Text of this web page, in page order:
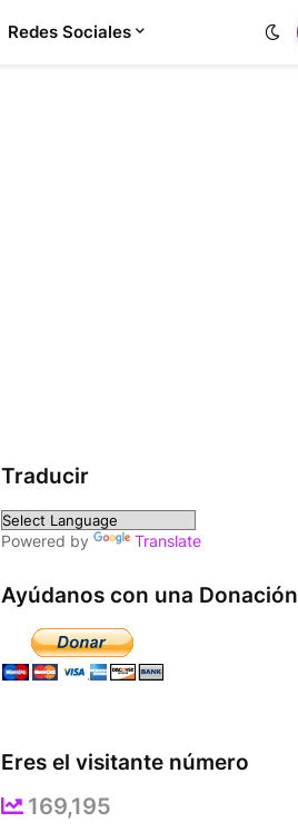
Redes Sociales
Traducir
Powered by Translate
Ayúdanos con una Donación
Eres el visitante número
169,195